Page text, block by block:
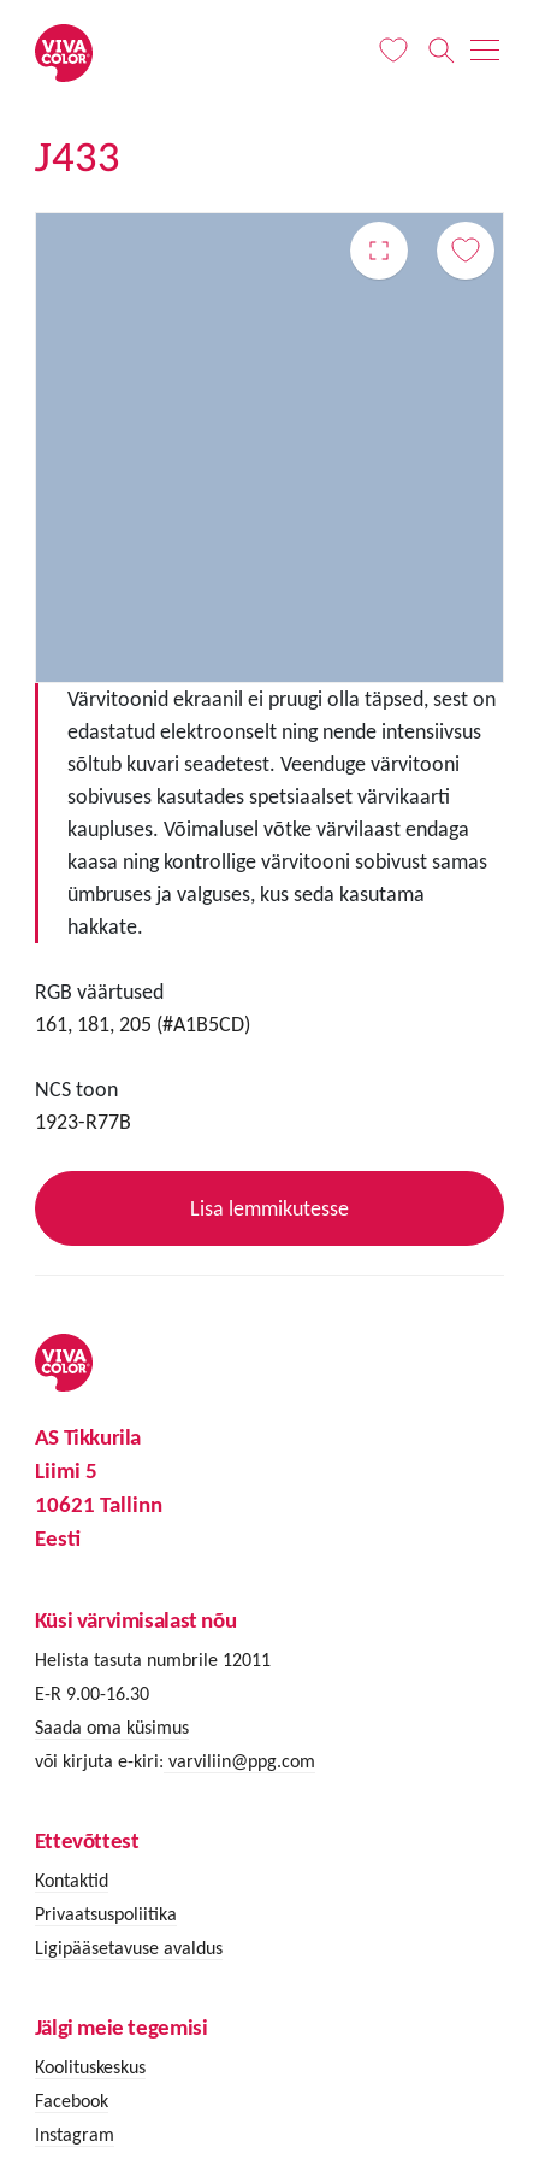
J433
Värvitoonid ekraanil ei pruugi olla täpsed, sest on
edastatud elektroonselt ning nende intensiivsus
sõltub kuvari seadetest. Veenduge värvitooni
sobivuses kasutades spetsiaalset värvikaarti
kaupluses. Võimalusel võtke värvilaast endaga
kaasa ning kontrollige värvitooni sobivust samas
ümbruses ja valguses, kus seda kasutama
hakkate.
RGB väärtused
161, 181, 205 (#A1B5CD)
NCS toon
1923-R77B
Lisa lemmikutesse
AS Tikkurila
Liimi 5
10621 Tallinn
Eesti
Küsi värvimisalast nõu
Helista tasuta numbrile 12011
E-R 9.00-16.30
Saada oma küsimus
või kirjuta e-kiri: varviliin@ppg.com
Ettevõttest
Kontaktid
Privaatsuspoliitika
Ligipääsetavuse avaldus
Jälgi meie tegemisi
Koolituskeskus
Facebook
Instagram